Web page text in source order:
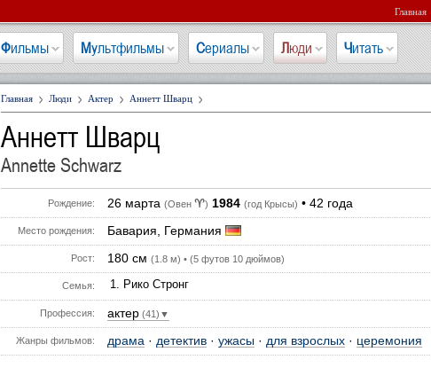
Главная
Фильмы Мультфильмы Сериалы Люди Читать
Главная Люди Актер Аннетт Шварц
Аннетт Шварц
Annette Schwarz
Рождение: 26 марта (Овен ♈) 1984 (год Крысы) • 42 года
Место рождения: Бавария, Германия
Рост: 180 см (1.8 м) • (5 футов 10 дюймов)
Семья: Рико Стронг
Профессия: актер (41)▼
Жанры фильмов: драма · детектив · ужасы · для взрослых · церемония